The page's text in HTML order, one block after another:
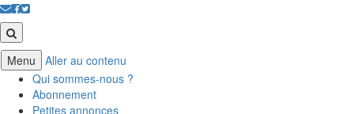
Menu
Aller au contenu
Qui sommes-nous ?
Abonnement
Petites annonces